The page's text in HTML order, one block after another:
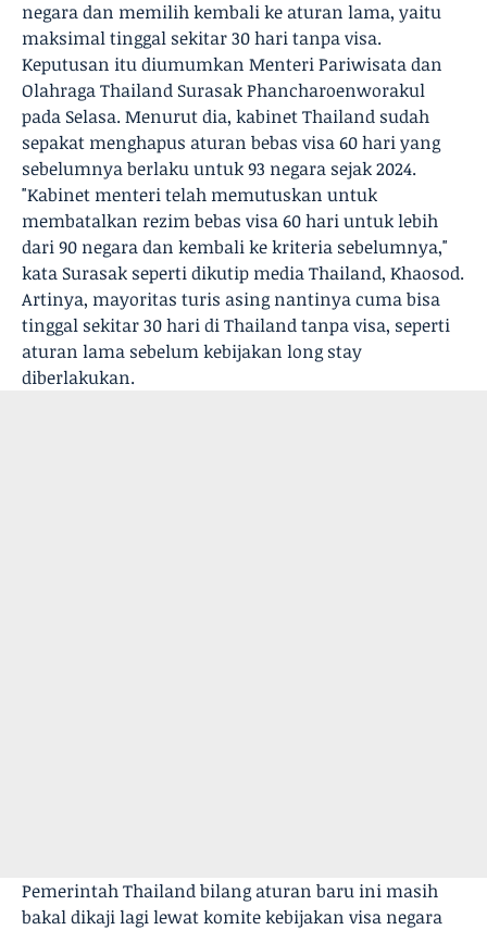
negara dan memilih kembali ke aturan lama, yaitu
maksimal tinggal sekitar 30 hari tanpa visa.
Keputusan itu diumumkan Menteri Pariwisata dan
Olahraga Thailand Surasak Phancharoenworakul
pada Selasa. Menurut dia, kabinet Thailand sudah
sepakat menghapus aturan bebas visa 60 hari yang
sebelumnya berlaku untuk 93 negara sejak 2024.
"Kabinet menteri telah memutuskan untuk
membatalkan rezim bebas visa 60 hari untuk lebih
dari 90 negara dan kembali ke kriteria sebelumnya,"
kata Surasak seperti dikutip media Thailand, Khaosod.
Artinya, mayoritas turis asing nantinya cuma bisa
tinggal sekitar 30 hari di Thailand tanpa visa, seperti
aturan lama sebelum kebijakan long stay
diberlakukan.
Pemerintah Thailand bilang aturan baru ini masih
bakal dikaji lagi lewat komite kebijakan visa negara